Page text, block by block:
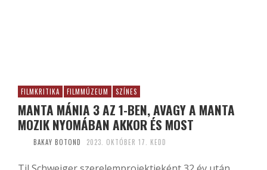
FILMKRITIKA FILMMÚZEUM SZÍNES
MANTA MÁNIA 3 AZ 1-BEN, AVAGY A MANTA
MOZIK NYOMÁBAN AKKOR ÉS MOST
BAKAY BOTOND 2023. OKTÓBER 17. KEDD